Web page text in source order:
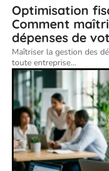
Optimisation
Comment
dépenses de
Maîtriser la gestion des
toute entreprise…